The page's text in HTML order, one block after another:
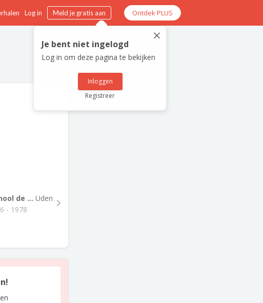
Log in Meld je gratis aan Ontdek PLUS
×
Je bent niet ingelogd
Log in om deze pagina te bekijken
Inloggen
Registreer
de ... Uden
- 1978